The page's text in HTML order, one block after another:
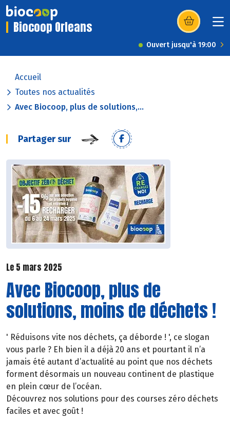
Biocoop Orleans (s’ouvre dans
Ouvert jusqu'à 19:00
Accueil
Toutes nos actualités
Avec Biocoop, plus de solutions,...
Partager sur
Le 5 mars 2025
Avec Biocoop, plus de
solutions, moins de déchets !
' Réduisons vite nos déchets, ça déborde ! ', ce slogan
vous parle ? Eh bien il a déjà 20 ans et pourtant il n’a
jamais été autant d’actualité au point que nos déchets
forment désormais un nouveau continent de plastique
en plein cœur de l’océan.
Découvrez nos solutions pour des courses zéro déchets
faciles et avec goût !